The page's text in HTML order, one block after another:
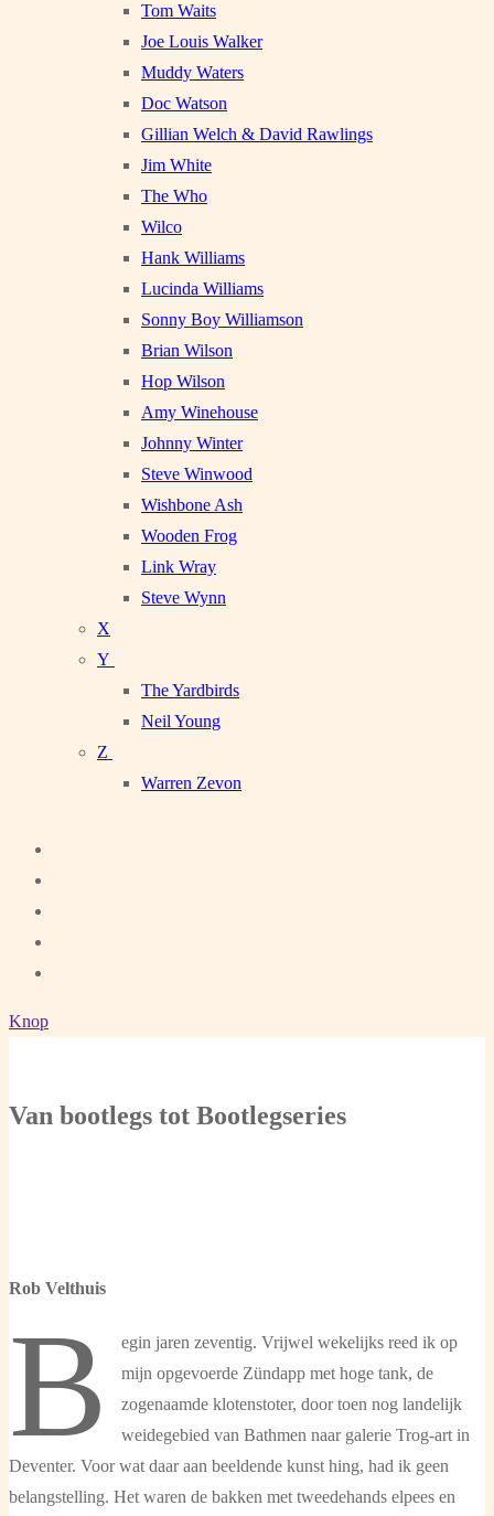
Tom Waits
Joe Louis Walker
Muddy Waters
Doc Watson
Gillian Welch & David Rawlings
Jim White
The Who
Wilco
Hank Williams
Lucinda Williams
Sonny Boy Williamson
Brian Wilson
Hop Wilson
Amy Winehouse
Johnny Winter
Steve Winwood
Wishbone Ash
Wooden Frog
Link Wray
Steve Wynn
X
Y
The Yardbirds
Neil Young
Z
Warren Zevon
Knop
Van bootlegs tot Bootlegseries
Rob Velthuis
B
egin jaren zeventig. Vrijwel wekelijks reed ik op
mijn opgevoerde Zündapp met hoge tank, de
zogenaamde klotenstoter, door toen nog landelijk
weidegebied van Bathmen naar galerie Trog-art in
Deventer. Voor wat daar aan beeldende kunst hing, had ik geen
belangstelling. Het waren de bakken met tweedehands elpees en